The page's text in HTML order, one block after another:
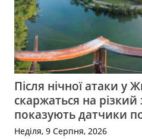
Після нічної атаки у
скаржаться на
показують датчики
Неділя, 9 Серпня, 2026